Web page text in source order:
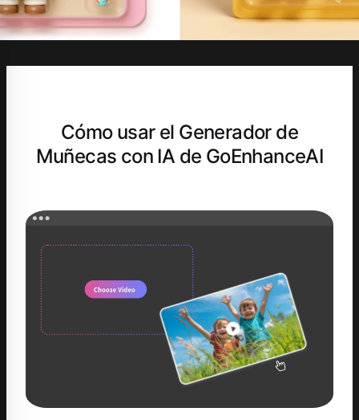
Cómo usar el Generador de
Muñecas con IA de GoEnhanceAI